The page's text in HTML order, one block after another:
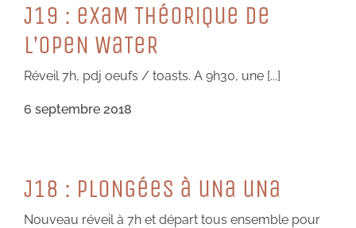
J19 : eXaM THéoRiQue De
L’oPeN WaTeR
Réveil 7h, pdj oeufs / toasts. A 9h30, une [...]
6 septembre 2018
J18 : PLoNGéeS à uNa uNa
Nouveau réveil à 7h et départ tous ensemble pour